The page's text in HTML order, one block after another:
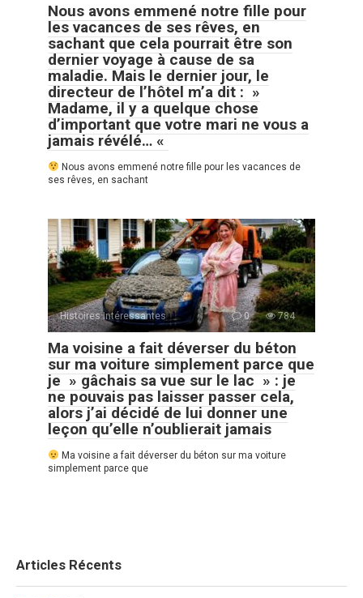
Nous avons emmené notre fille pour
les vacances de ses rêves, en
sachant que cela pourrait être son
dernier voyage à cause de sa
maladie. Mais le dernier jour, le
directeur de l’hôtel m’a dit : »
Madame, il y a quelque chose
d’important que votre mari ne vous a
jamais révélé… «
Nous avons emmené notre fille pour les vacances de
ses rêves, en sachant
Histoires Intéressantes 0 784
Ma voisine a fait déverser du béton
sur ma voiture simplement parce que
je » gâchais sa vue sur le lac » : je
ne pouvais pas laisser passer cela,
alors j’ai décidé de lui donner une
leçon qu’elle n’oublierait jamais
Ma voisine a fait déverser du béton sur ma voiture
simplement parce que
Articles Récents